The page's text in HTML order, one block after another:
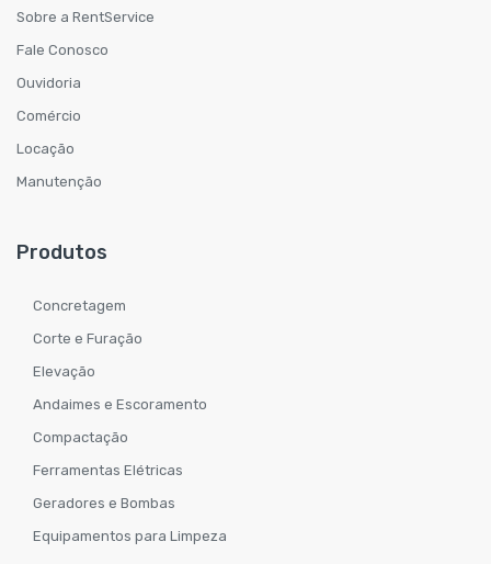
Sobre a RentService
Fale Conosco
Ouvidoria
Comércio
Locação
Manutenção
Produtos
Concretagem
Corte e Furação
Elevação
Andaimes e Escoramento
Compactação
Ferramentas Elétricas
Geradores e Bombas
Equipamentos para Limpeza